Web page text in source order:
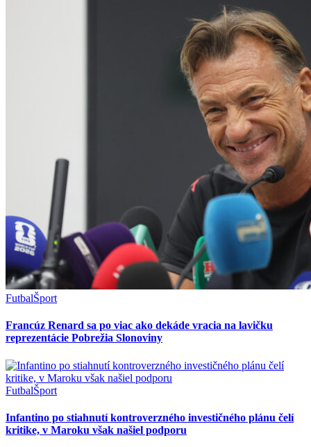
FutbalŠport
Francúz Renard sa po viac ako dekáde vracia na lavičku
reprezentácie Pobrežia Slonoviny
FutbalŠport
Infantino po stiahnutí kontroverzného investičného plánu čelí
kritike, v Maroku však našiel podporu